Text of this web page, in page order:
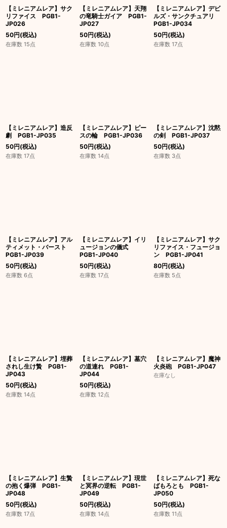
【ミレニアムレア】サク
リファイス PGB1-
JP026
50円(税込)
在庫数 15点
【ミレニアムレア】天翔
の竜騎士ガイア PGB1-
JP027
50円(税込)
在庫数 10点
【ミレニアムレア】デビ
ルズ・サンクチュアリ
PGB1-JP034
50円(税込)
在庫数 17点
【ミレニアムレア】造反
劇 PGB1-JP035
50円(税込)
在庫数 17点
【ミレニアムレア】ピー
スの輪 PGB1-JP036
50円(税込)
在庫数 14点
【ミレニアムレア】沈黙
の剣 PGB1-JP037
50円(税込)
在庫数 3点
【ミレニアムレア】アル
ティメット・バースト
PGB1-JP039
50円(税込)
在庫数 6点
【ミレニアムレア】イリ
ュージョンの儀式
PGB1-JP040
50円(税込)
在庫数 17点
【ミレニアムレア】サク
リファイス・フュージョ
ン PGB1-JP041
80円(税込)
在庫数 5点
【ミレニアムレア】埋葬
されし生け贄 PGB1-
JP043
50円(税込)
在庫数 14点
【ミレニアムレア】墓穴
の道連れ PGB1-
JP044
50円(税込)
在庫数 12点
【ミレニアムレア】魔神
火炎砲 PGB1-JP047
在庫なし
【ミレニアムレア】生贄
の抱く爆弾 PGB1-
JP048
50円(税込)
在庫数 17点
【ミレニアムレア】現世
と冥界の逆転 PGB1-
JP049
50円(税込)
在庫数 14点
【ミレニアムレア】死な
ばもろとも PGB1-
JP050
50円(税込)
在庫数 11点